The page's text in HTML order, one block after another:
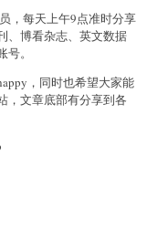
，每天上午9点准时分享
、博看杂志、英文数据
。
，同时也希望大家能
，文章底部有分享到各